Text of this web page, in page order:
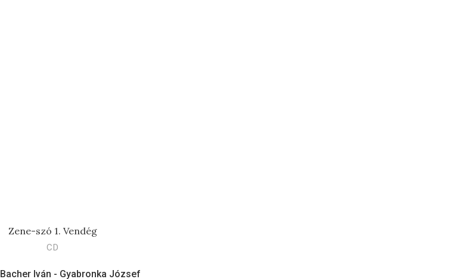
KOSÁRBA TESZEM
Zene-szó 1. Vendég
CD
Bacher Iván - Gyabronka József